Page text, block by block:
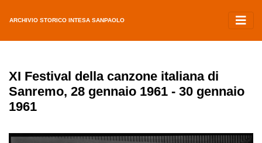
ARCHIVIO STORICO INTESA SANPAOLO
XI Festival della canzone italiana di
Sanremo, 28 gennaio 1961 - 30 gennaio
1961